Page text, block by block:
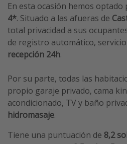
En esta ocasión hemos optado
4*. Situado a las afueras de
total privacidad a sus
de registro automático,
recepción 24h.
Por su parte, todas las
propio garaje privado, cama
acondicionado, TV y baño
hidromasaje.
Tiene una puntuación de 8,2